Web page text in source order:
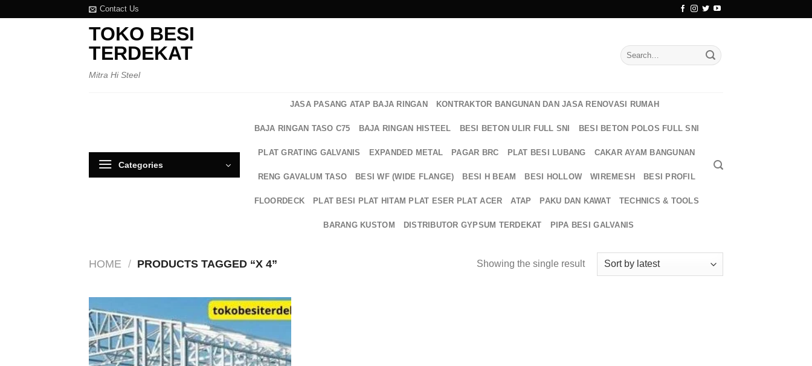
Contact Us
TOKO BESI
TERDEKAT
Mitra Hi Steel
Search
for:
Categories
JASA PASANG ATAP BAJA RINGAN KONTRAKTOR BANGUNAN DAN JASA RENOVASI RUMAH
BAJA RINGAN TASO C75 BAJA RINGAN HISTEEL BESI BETON ULIR FULL SNI BESI BETON POLOS FULL SNI
PLAT GRATING GALVANIS EXPANDED METAL PAGAR BRC PLAT BESI LUBANG CAKAR AYAM BANGUNAN
RENG GAVALUM TASO BESI WF (WIDE FLANGE) BESI H BEAM BESI HOLLOW WIREMESH BESI PROFIL
FLOORDECK PLAT BESI PLAT HITAM PLAT ESER PLAT ACER ATAP PAKU DAN KAWAT TECHNICS & TOOLS
BARANG KUSTOM DISTRIBUTOR GYPSUM TERDEKAT PIPA BESI GALVANIS
HOME / PRODUCTS TAGGED “X 4” Showing the single result